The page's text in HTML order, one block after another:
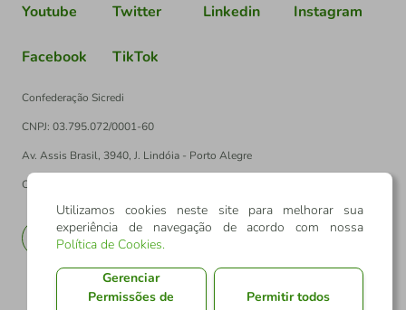
Youtube Twitter Linkedin Instagram
Facebook TikTok
Confederação Sicredi
CNPJ: 03.795.072/0001-60
Av. Assis Brasil, 3940, J. Lindóia - Porto Alegre
CEP: 91010-003
EN
Utilizamos cookies neste site para melhorar sua
experiência de navegação de acordo com nossa
Política de Cookies.
Gerenciar
Permissões de
Permitir todos